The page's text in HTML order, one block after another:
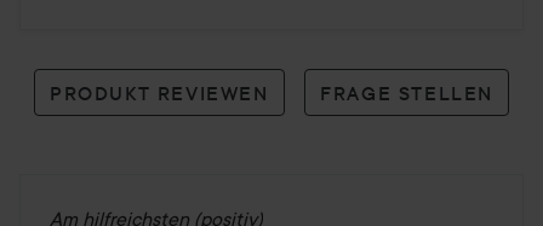
PRODUKT REVIEWEN FRAGE STELLEN
Am hilfreichsten (positiv)